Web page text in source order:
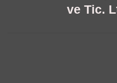
ve Tic.